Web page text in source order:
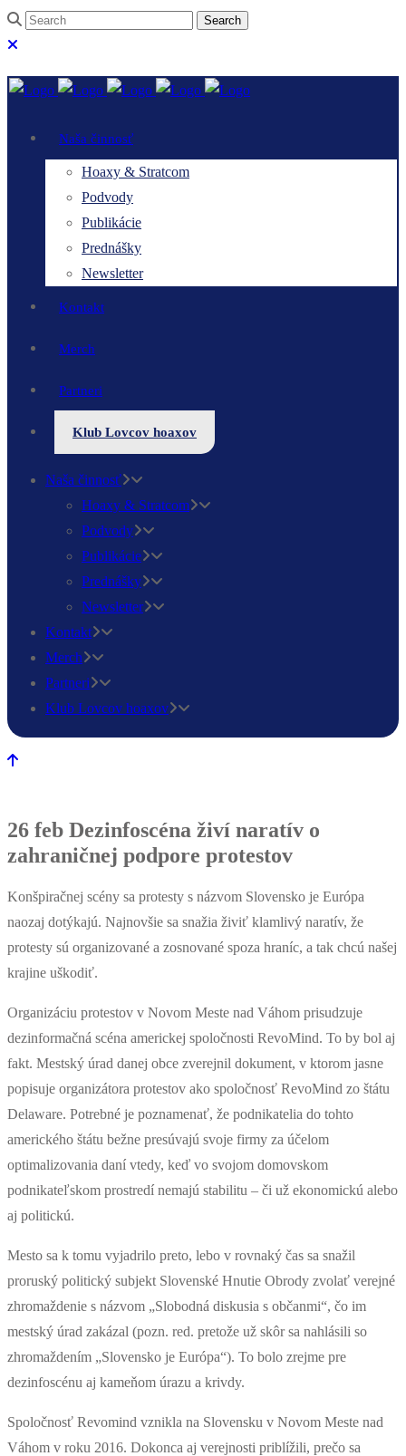
Naša činnosť
Hoaxy & Stratcom
Podvody
Publikácie
Prednášky
Newsletter
Kontakt
Merch
Partneri
Klub Lovcov hoaxov
Naša činnosť
Hoaxy & Stratcom
Podvody
Publikácie
Prednášky
Newsletter
Kontakt
Merch
Partneri
Klub Lovcov hoaxov
26 feb Dezinfoscéna živí naratív o
zahraničnej podpore protestov
Konšpiračnej scény sa protesty s názvom Slovensko je Európa
naozaj dotýkajú. Najnovšie sa snažia živiť klamlivý naratív, že
protesty sú organizované a zosnované spoza hraníc, a tak chcú našej
krajine uškodiť.
Organizáciu protestov v Novom Meste nad Váhom prisudzuje
dezinformačná scéna americkej spoločnosti RevoMind. To by bol aj
fakt. Mestský úrad danej obce zverejnil dokument, v ktorom jasne
popisuje organizátora protestov ako spoločnosť RevoMind zo štátu
Delaware. Potrebné je poznamenať, že podnikatelia do tohto
amerického štátu bežne presúvajú svoje firmy za účelom
optimalizovania daní vtedy, keď vo svojom domovskom
podnikateľskom prostredí nemajú stabilitu – či už ekonomickú alebo
aj politickú.
Mesto sa k tomu vyjadrilo preto, lebo v rovnaký čas sa snažil
proruský politický subjekt Slovenské Hnutie Obrody zvolať verejné
zhromaždenie s názvom „Slobodná diskusia s občanmi“, čo im
mestský úrad zakázal (pozn. red. pretože už skôr sa nahlásili so
zhromaždením „Slovensko je Európa“). To bolo zrejme pre
dezinfoscénu aj kameňom úrazu a krivdy.
Spoločnosť Revomind vznikla na Slovensku v Novom Meste nad
Váhom v roku 2016. Dokonca aj verejnosti priblížili, prečo sa